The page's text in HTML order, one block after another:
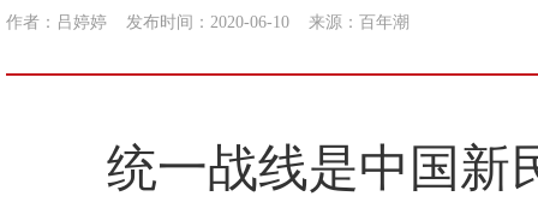
作者：吕婷婷 发布时间：2020-06-10 来源： 百年潮
统一战线是中国新